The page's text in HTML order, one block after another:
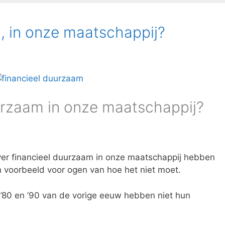
in onze maatschappij?
in onze maatschappij?
financieel duurzaam in onze maatschappij hebben
voorbeeld voor ogen van hoe het niet moet.
en ’90 van de vorige eeuw hebben niet hun